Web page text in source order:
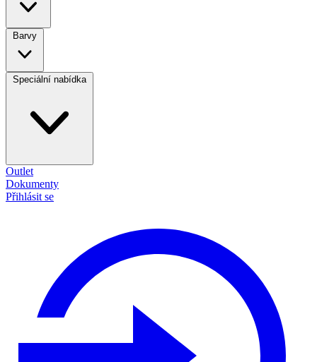
Barvy
Speciální nabídka
Outlet
Dokumenty
Přihlásit se